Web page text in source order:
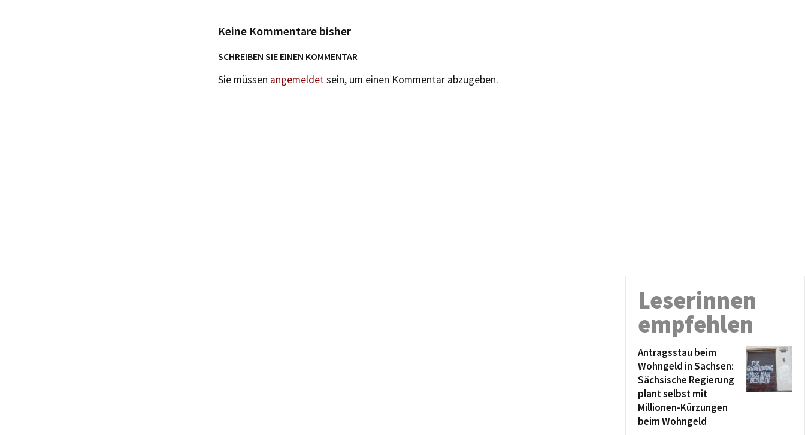
Keine Kommentare bisher
SCHREIBEN SIE EINEN KOMMENTAR
Sie müssen angemeldetsein, um einen Kommentar abzugeben.
Leserinnen
empfehlen
Antragsstau beim
Wohngeld in Sachsen:
Sächsische Regierung
plant selbst mit
Millionen-Kürzungen
beim Wohngeld